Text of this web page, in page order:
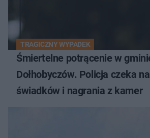
TRAGICZNY WYPADEK
Śmiertelne potrącenie w
Dołhobyczów. Policja czeka
świadków i nagrania z kamer